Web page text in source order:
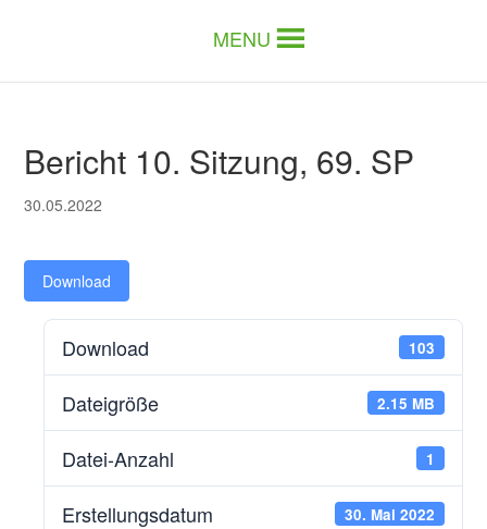
MENU
Bericht 10. Sitzung, 69. SP
30.05.2022
Download
Download 103
Dateigröße 2.15 MB
Datei-Anzahl 1
Erstellungsdatum 30. Mai 2022